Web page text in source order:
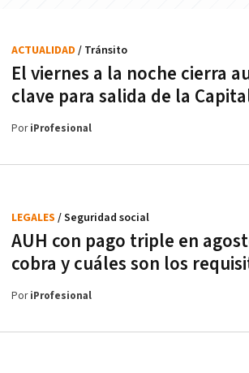
El viernes a la noche cierra
clave para salida de la
ACTUALIDAD / Tránsito
PoriProfesional
AUH con pago triple en
cobra y cuáles son los
LEGALES / Seguridad social
PoriProfesional